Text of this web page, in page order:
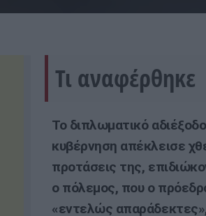
Τι αναφέρθηκε
Το διπλωματικό
κυβέρνηση απέκλεισε
προτάσεις της,
ο πόλεμος, που ο
«εντελώς απαράδεκτες»,